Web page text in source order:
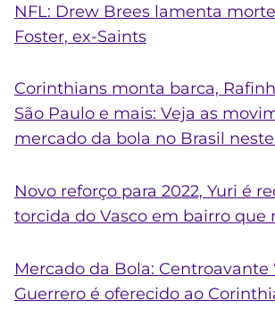
NFL: Drew Brees lamenta
Foster, ex-Saints
Corinthians monta barca,
São Paulo e mais: Veja as
mercado da bola no Brasil
Novo reforço para 2022, Yuri é
torcida do Vasco em bairro que
Mercado da Bola: Centroavante
Guerrero é oferecido ao